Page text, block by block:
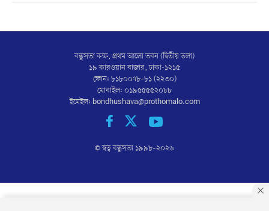
বন্ধুসভা কক্ষ, প্রথম আলো ভবন (দ্বিতীয় তলা)
১৯ কারওয়ান বাজার, ঢাকা-১২১৫
ফোন: ৮১৮০০৭৮–৮১ (২২৩০)
মোবাইল: ০১৯৫৫৫৫২০৮৮
ইমেইল: bondhushava@prothomalo.com
© স্বত্ব বন্ধুসভা ১৯৯৮–২০২৬